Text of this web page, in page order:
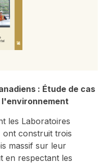
et
qui
et les
notre
: Étude de cas
les Laboratoires
ont construit trois
massif sur leur
en respectant les